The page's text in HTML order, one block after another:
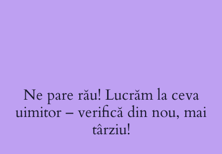
Ne pare rău! Lucrăm la ceva
uimitor – verifică din nou, mai
târziu!